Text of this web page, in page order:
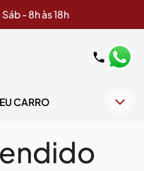
- 8h às 18h
CARRO